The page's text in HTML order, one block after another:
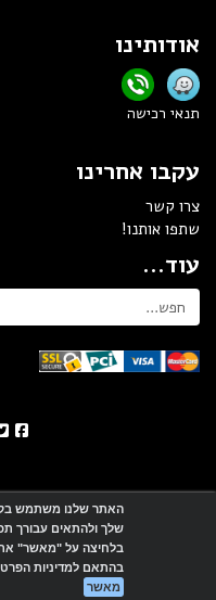
אודותינו
תנאי רכישה
עקבו אחרינו
צרו קשר
שתפו אותנו!
עוד...
אתר זה
שלך ולהתאים עבורך
בהתאם למדיניות
מאשר